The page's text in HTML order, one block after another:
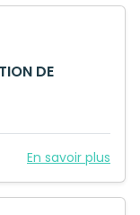
DE
En savoir plus